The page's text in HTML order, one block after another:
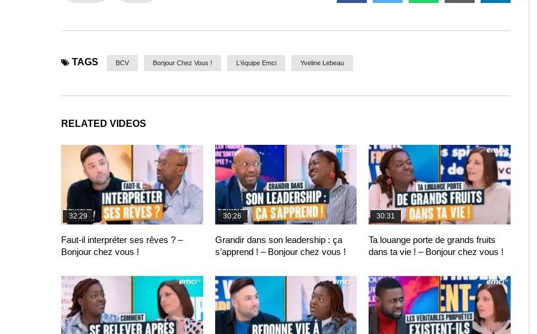
TAGS BCV Bonjour Chez Vous ! L'équipe Emci Yveline Lebeau
RELATED VIDEOS
32:29
Faut-il interpréter ses rêves ? –
Bonjour chez vous !
30:26
Grandir dans son leadership : ça
s’apprend ! – Bonjour chez vous !
30:31
Ta louange porte de grands fruits
dans ta vie ! – Bonjour chez vous !